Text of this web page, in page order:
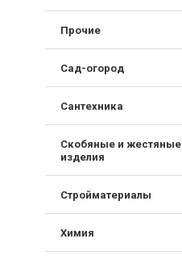
руб.
Прочие
Сад-огород
Сантехника
Скобяные и жестяные
изделия
Стройматериалы
Химия